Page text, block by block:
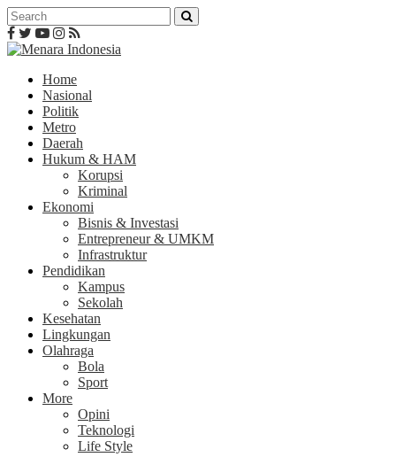
Home
Nasional
Politik
Metro
Daerah
Hukum & HAM
Korupsi
Kriminal
Ekonomi
Bisnis & Investasi
Entrepreneur & UMKM
Infrastruktur
Pendidikan
Kampus
Sekolah
Kesehatan
Lingkungan
Olahraga
Bola
Sport
More
Opini
Teknologi
Life Style